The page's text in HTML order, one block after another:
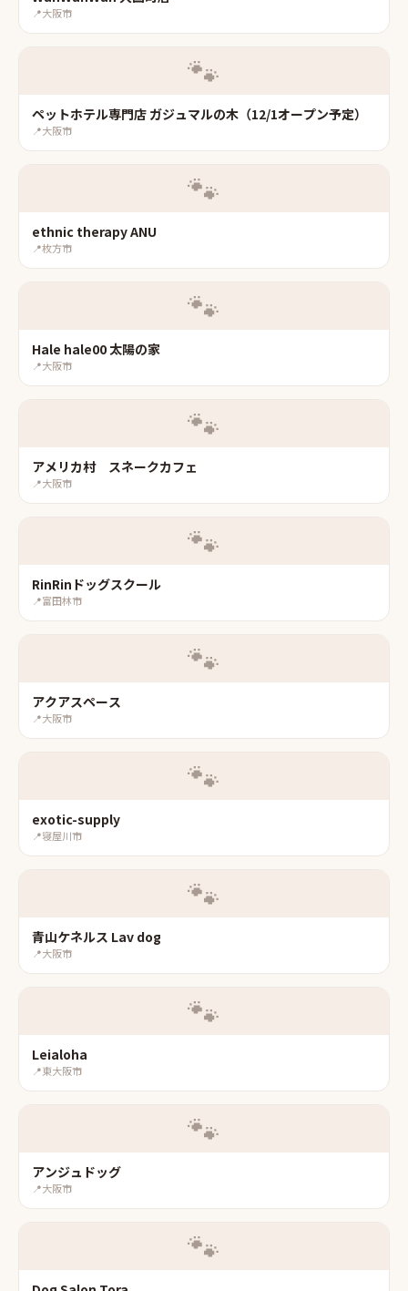
📍大阪市
🐾
ペットホテル専門店 ガジュマルの木（12/1オープン予定）
📍大阪市
🐾
ethnic therapy ANU
📍枚方市
🐾
Hale hale00 太陽の家
📍大阪市
🐾
アメリカ村 スネークカフェ
📍大阪市
🐾
RinRinドッグスクール
📍富田林市
🐾
アクアスペース
📍大阪市
🐾
exotic-supply
📍寝屋川市
🐾
青山ケネルス Lav dog
📍大阪市
🐾
Leialoha
📍東大阪市
🐾
アンジュドッグ
📍大阪市
🐾